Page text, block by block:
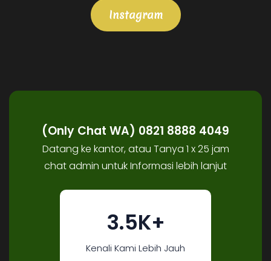
Instagram
(Only Chat WA) 0821 8888 4049
Datang ke kantor, atau Tanya 1 x 25 jam
chat admin untuk Informasi lebih lanjut
3.5K+
Kenali Kami Lebih Jauh